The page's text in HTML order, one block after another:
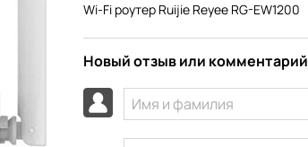
Wi-Fi роутер Ruijie Reyee RG-EW1200
Новый отзыв или комментарий